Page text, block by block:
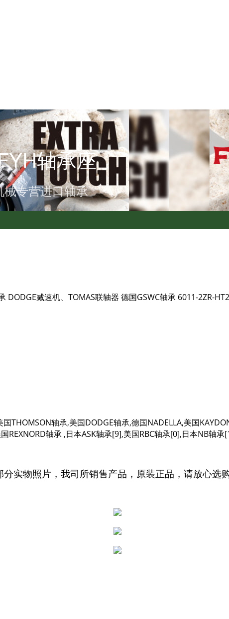
轴承座
械专营进口轴承
DODGE减速机、TOMAS联轴器 德国GSWC轴承 6011-2ZR-
THOMSON轴承,美国DODGE轴承,德国NADELLA,美国
REXNORD轴承 ,日本ASK轴承[9],美国RBC轴承[0],日本NB轴
分实物照片，我司所销售产品，原装正品，请放心选购